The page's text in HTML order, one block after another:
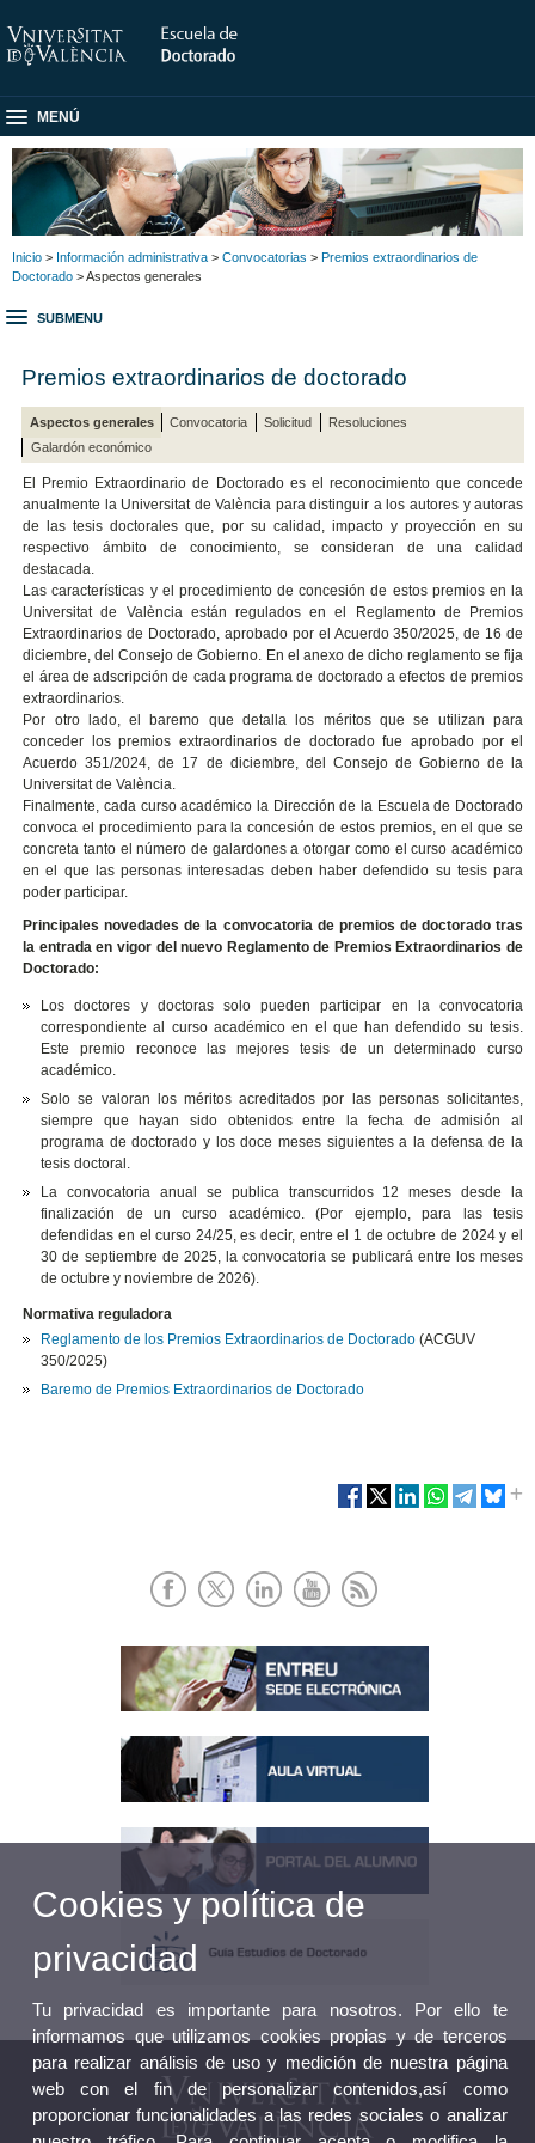
MENÚ
Inicio > Información administrativa > Convocatorias > Premios extraordinarios de
Doctorado > Aspectos generales
SUBMENU
Premios extraordinarios de doctorado
Aspectos generales Convocatoria Solicitud
Resoluciones
Galardón económico
El Premio Extraordinario de Doctorado es el reconocimiento que concede
anualmente la Universitat de València para distinguir a los autores y autoras
de las tesis doctorales que, por su calidad, impacto y proyección en su
respectivo ámbito de conocimiento, se consideran de una calidad
destacada.
Las características y el procedimiento de concesión de estos premios en la
Universitat de València están regulados en el Reglamento de Premios
Extraordinarios de Doctorado, aprobado por el Acuerdo 350/2025, de 16 de
diciembre, del Consejo de Gobierno. En el anexo de dicho reglamento se fija
el área de adscripción de cada programa de doctorado a efectos de premios
extraordinarios.
Por otro lado, el baremo que detalla los méritos que se utilizan para
conceder los premios extraordinarios de doctorado fue aprobado por el
Acuerdo 351/2024, de 17 de diciembre, del Consejo de Gobierno de la
Universitat de València.
Finalmente, cada curso académico la Dirección de la Escuela de Doctorado
convoca el procedimiento para la concesión de estos premios, en el que se
concreta tanto el número de galardones a otorgar como el curso académico
en el que las personas interesadas deben haber defendido su tesis para
poder participar.
Principales novedades de la convocatoria de premios de doctorado tras
la entrada en vigor del nuevo Reglamento de Premios Extraordinarios de
Doctorado:
Los doctores y doctoras solo pueden participar en la convocatoria
correspondiente al curso académico en el que han defendido su tesis.
Este premio reconoce las mejores tesis de un determinado curso
académico.
Solo se valoran los méritos acreditados por las personas solicitantes,
siempre que hayan sido obtenidos entre la fecha de admisión al
programa de doctorado y los doce meses siguientes a la defensa de la
tesis doctoral.
La convocatoria anual se publica transcurridos 12 meses desde la
finalización de un curso académico. (Por ejemplo, para las tesis
defendidas en el curso 24/25, es decir, entre el 1 de octubre de 2024 y el
30 de septiembre de 2025, la convocatoria se publicará entre los meses
de octubre y noviembre de 2026).
Normativa reguladora
Reglamento de los Premios Extraordinarios de Doctorado (ACGUV
350/2025)
Baremo de Premios Extraordinarios de Doctorado
Cookies y política de
privacidad
Tu privacidad es importante para nosotros. Por ello te
informamos que utilizamos cookies propias y de terceros
para realizar análisis de uso y medición de nuestra página
web con el fin de personalizar contenidos,así como
proporcionar funcionalidades a las redes sociales o analizar